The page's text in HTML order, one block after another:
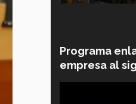
Programa
empresa al